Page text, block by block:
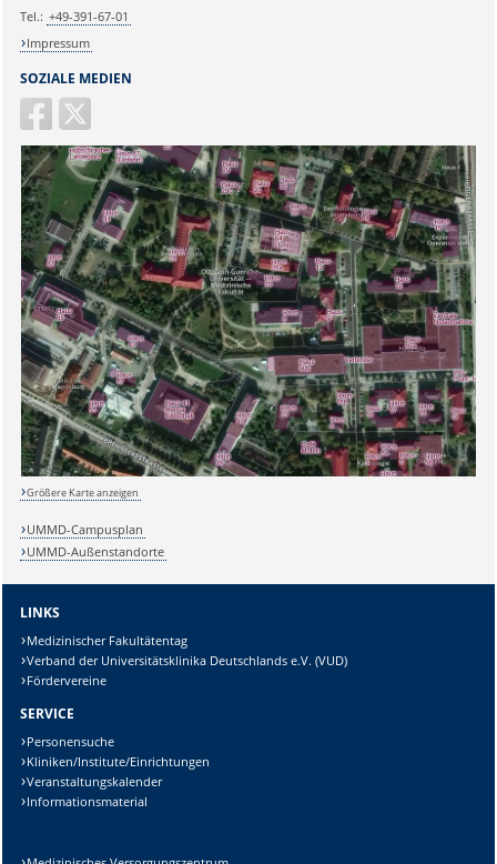
SOZIALE MEDIEN
Tel.: +49-391-67-01
Impressum
Größere Karte anzeigen
UMMD-Campusplan
UMMD-Außenstandorte
LINKS
Medizinischer Fakultätentag
Verband der Universitätsklinika Deutschlands e.V. (VUD)
Fördervereine
SERVICE
Personensuche
Kliniken/Institute/Einrichtungen
Veranstaltungskalender
Informationsmaterial